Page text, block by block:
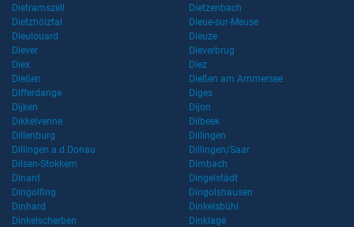
Dietramszell
Dietzenbach
Dietzhölztal
Dieue-sur-Meuse
Dieulouard
Dieuze
Diever
Dieverbrug
Diex
Diez
Dießen
Dießen am Ammersee
Differdange
Diges
Dijken
Dijon
Dikkelvenne
Dilbeek
Dillenburg
Dillingen
Dillingen a.d.Donau
Dillingen/Saar
Dilsen-Stokkem
Dimbach
Dinant
Dingelstädt
Dingolfing
Dingolshausen
Dinhard
Dinkelsbühl
Dinkelscherben
Dinklage